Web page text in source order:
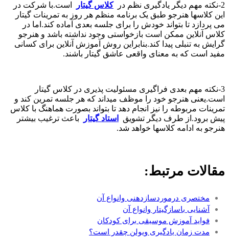
2-نکته مهم دیگر یادگیری نظم در کلاس گیتار
است.با شرکت در
این کلاسها هنرجو طبق یک برنامه منظم هر روز به تمرینات گیتار
می پردازد تا بتواند خودش را برای جلسه بعدی آماده کند.اما در
کلاس آنلاین ممکن است بازخواستی وجود نداشته باشد و هنرجو
گرایش به تنبلی پیدا کند.بنابراین روش آموزش آنلاین برای کسانی
مفید است که به معنای واقعی عاشق گیتار باشند.
3-نکته مهم بعدی فراگیری مسئولیت پذیری در کلاس گیتار
است.یعنی هنرجو خود را موظف میداند که هر جلسه تمرین کند و
تمرینات مربوطه را نیز انجام دهد تا بتواند بصورت هماهنگ با کلاس
پیش برود.از طرف دیگر تشویق
استاد گیتار
باعث ترغیب بیشتر
هنرجو به ادامه کلاسها خواهد شد.
مقالات مرتبط:
مختصری درموردسازدهنی وانواع آن
آشنایی باسازگیتار وانواع آن
فواید آموزش موسیقی برای کودکان
مدت زمان یادگیری ویولن چقدر است؟